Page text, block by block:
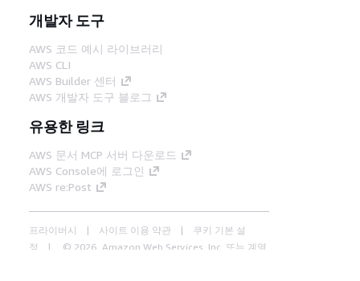
개발자 도구
AWS 코드 예시 라이브러리
AWS CLI
AWS Builder 센터
AWS 개발자 도구 블로그
유용한 링크
AWS 문서 MCP 서버 다운로드
AWS Console에 로그인
AWS re:Post
프라이버시 사이트 이용 약관
쿠키 기본 설
정
© 2026, Amazon Web Services, Inc. 또는 계열